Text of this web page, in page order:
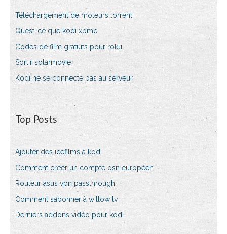
Téléchargement de moteurs torrent
Quest-ce que kodi xbmc
Codes de film gratuits pour roku
Sortir solarmovie
Kodi ne se connecte pas au serveur
Top Posts
Ajouter des icefilms à kodi
Comment créer un compte psn européen
Routeur asus vpn passthrough
Comment sabonner à willow tv
Derniers addons vidéo pour kodi